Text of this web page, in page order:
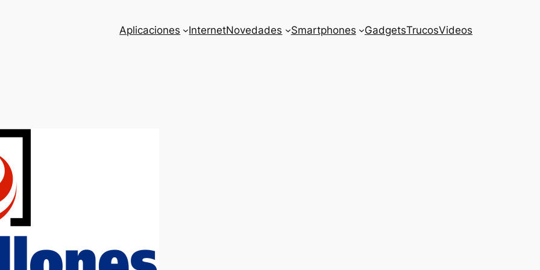
Aplicaciones InternetNovedades Smartphones GadgetsTrucosVideos